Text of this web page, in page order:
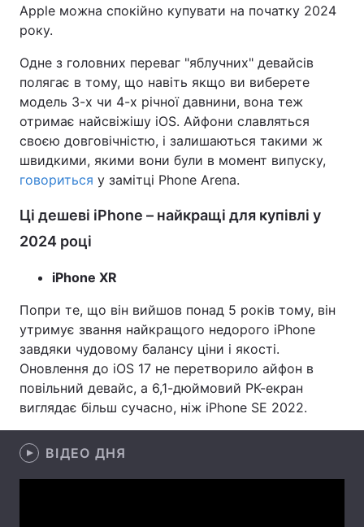
Економіка Світ
Техно і зв'язок Лайт
Зброя Інциденти
Здоров'я
Цікавинки Погода
Екологія Регіони
Відео з Youtube Статті
Інтерв'ю Думки
Вакансії
Контакти
Послуги
Apple можна спокійно купувати на початку 2024
року.
Одне з головних переваг "яблучних" девайсів
полягає в тому, що навіть якщо ви виберете
модель 3-х чи 4-х річної давнини, вона теж
отримає найсвіжішу iOS. Айфони славляться
своєю довговічністю, і залишаються такими ж
швидкими, якими вони були в момент випуску,
говориться у замітці Phone Arena.
Ці дешеві iPhone – найкращі для купівлі у
2024 році
iPhone XR
Попри те, що він вийшов понад 5 років тому, він
утримує звання найкращого недорого iPhone
завдяки чудовому балансу ціни і якості.
Оновлення до iOS 17 не перетворило айфон в
повільний девайс, а 6,1-дюймовий РК-екран
виглядає більш сучасно, ніж iPhone SE 2022.
ВІДЕО ДНЯ